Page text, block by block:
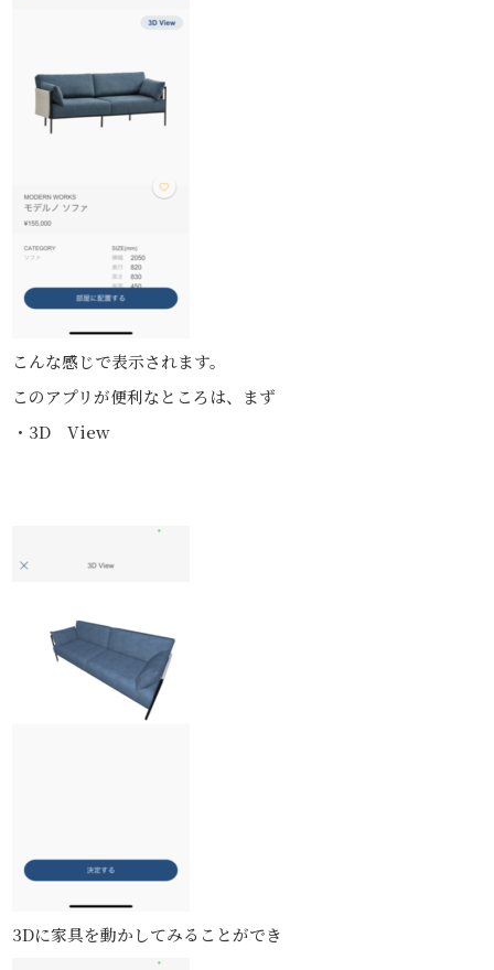
こんな感じで表示されます。
このアプリが便利なところは、まず
・3D View
3Dに家具を動かしてみることができ